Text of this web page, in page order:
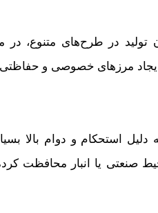
تولید در طرح‌های متنوع،
ایجاد مرزهای خصوصی و حفاظتی
استحکام و دوام بالا
صنعتی یا انبار محافظت